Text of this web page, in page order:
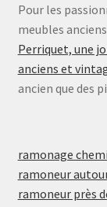
Pour les
meubles
Perriquet, une
anciens et
ancien que des
ramonage
ramoneur
ramoneur près